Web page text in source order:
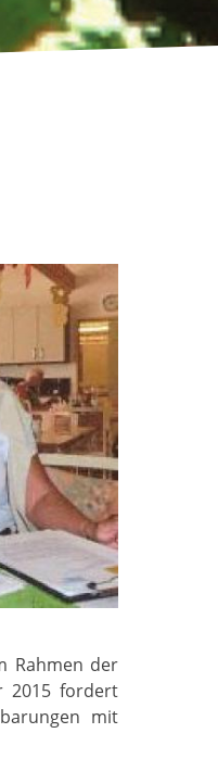
Rahmen der
2015 fordert
mit